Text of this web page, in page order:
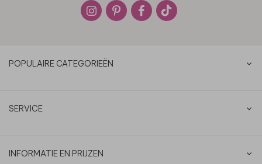
POPULAIRE CATEGORIEËN
SERVICE
INFORMATIE EN PRIJZEN